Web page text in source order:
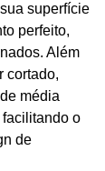
superfície
perfeito,
Além
cortado,
média
o
de